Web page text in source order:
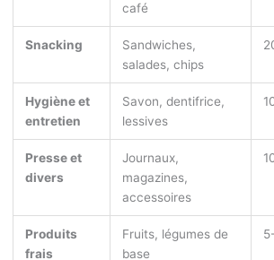
café
Snacking
Sandwiches,
salades, chips
Hygiène et
entretien
Savon, dentifrice,
lessives
Presse et
divers
Journaux,
magazines,
accessoires
Produits
frais
Fruits, légumes de
base